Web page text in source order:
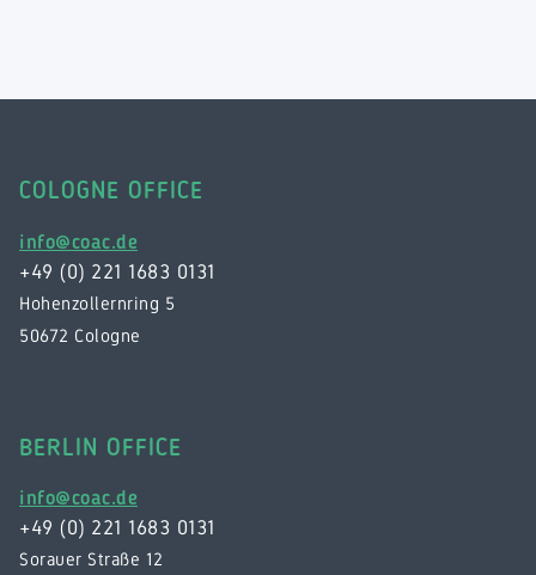
COLOGNE OFFICE
info@coac.de
+49 (0) 221 1683 0131
Hohenzollernring 5
50672 Cologne
BERLIN OFFICE
info@coac.de
+49 (0) 221 1683 0131
Sorauer Straße 12